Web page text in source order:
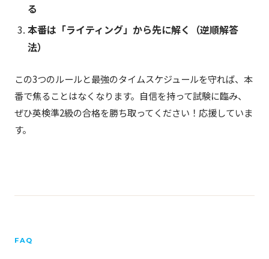
る
本番は「ライティング」から先に解く（逆順解答
法）
この3つのルールと最強のタイムスケジュールを守れば、本
番で焦ることはなくなります。自信を持って試験に臨み、
ぜひ英検準2級の合格を勝ち取ってください！応援していま
す。
FAQ